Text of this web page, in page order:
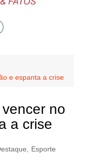
e espanta a crise
no
a crise
Esporte